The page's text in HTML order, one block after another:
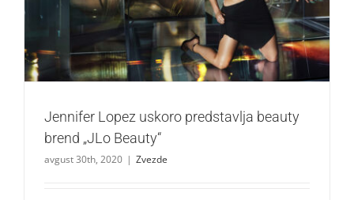
Beauty“
Zvezde
Jennifer Lopez uskoro predstavlja beauty
brend „JLo Beauty“
avgust 30th, 2020 | Zvezde